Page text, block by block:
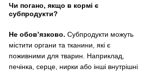
Чи погано, якщо в кормі є
субпродукти?
Не обов’язково. Субпродукти можуть
містити органи та тканини, які є
поживними для тварин. Наприклад,
печінка, серце, нирки або інші внутрішні